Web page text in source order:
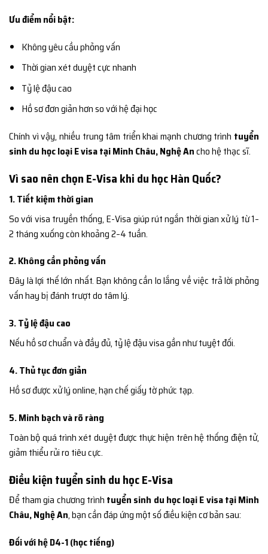
Ưu điểm nổi bật:
Không yêu cầu phỏng vấn
Thời gian xét duyệt cực nhanh
Tỷ lệ đậu cao
Hồ sơ đơn giản hơn so với hệ đại học
Chính vì vậy, nhiều trung tâm triển khai mạnh chương trình tuyển
sinh du học loại E visa tại Minh Châu, Nghệ Ancho hệ thạc sĩ.
Vì sao nên chọn E-Visa khi du học Hàn Quốc?
1. Tiết kiệm thời gian
So với visa truyền thống, E-Visa giúp rút ngắn thời gian xử lý từ 1–
2 tháng xuống còn khoảng 2–4 tuần.
2. Không cần phỏng vấn
Đây là lợi thế lớn nhất. Bạn không cần lo lắng về việc trả lời phỏng
vấn hay bị đánh trượt do tâm lý.
3. Tỷ lệ đậu cao
Nếu hồ sơ chuẩn và đầy đủ, tỷ lệ đậu visa gần như tuyệt đối.
4. Thủ tục đơn giản
Hồ sơ được xử lý online, hạn chế giấy tờ phức tạp.
5. Minh bạch và rõ ràng
Toàn bộ quá trình xét duyệt được thực hiện trên hệ thống điện tử,
giảm thiểu rủi ro tiêu cực.
Điều kiện tuyển sinh du học E-Visa
Để tham gia chương trình tuyển sinh du học loại E visa tại Minh
Châu, Nghệ An, bạn cần đáp ứng một số điều kiện cơ bản sau:
Đối với hệ D4-1 (học tiếng)